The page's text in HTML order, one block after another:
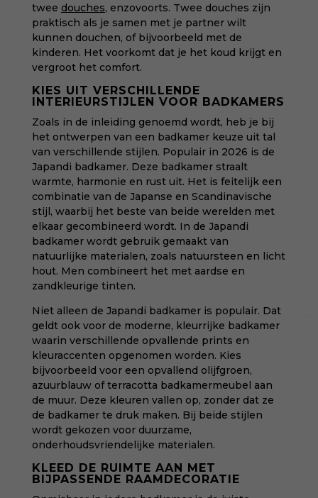
twee douches, enzovoorts. Twee douches zijn
praktisch als je samen met je partner wilt
kunnen douchen, of bijvoorbeeld met de
kinderen. Het voorkomt dat je het koud krijgt en
vergroot het comfort.
KIES UIT VERSCHILLENDE
INTERIEURSTIJLEN VOOR BADKAMERS
Zoals in de inleiding genoemd wordt, heb je bij
het ontwerpen van een badkamer keuze uit tal
van verschillende stijlen. Populair in 2026 is de
Japandi badkamer. Deze badkamer straalt
warmte, harmonie en rust uit. Het is feitelijk een
combinatie van de Japanse en Scandinavische
stijl, waarbij het beste van beide werelden met
elkaar gecombineerd wordt. In de Japandi
badkamer wordt gebruik gemaakt van
natuurlijke materialen, zoals natuursteen en licht
hout. Men combineert het met aardse en
zandkleurige tinten.
Niet alleen de Japandi badkamer is populair. Dat
geldt ook voor de moderne, kleurrijke badkamer
waarin verschillende opvallende prints en
kleuraccenten opgenomen worden. Kies
bijvoorbeeld voor een opvallend olijfgroen,
azuurblauw of terracotta badkamermeubel aan
de muur. Deze kleuren vallen op, zonder dat ze
de badkamer te druk maken. Bij beide stijlen
wordt gekozen voor duurzame,
onderhoudsvriendelijke materialen.
KLEED DE RUIMTE AAN MET
BIJPASSENDE RAAMDECORATIE